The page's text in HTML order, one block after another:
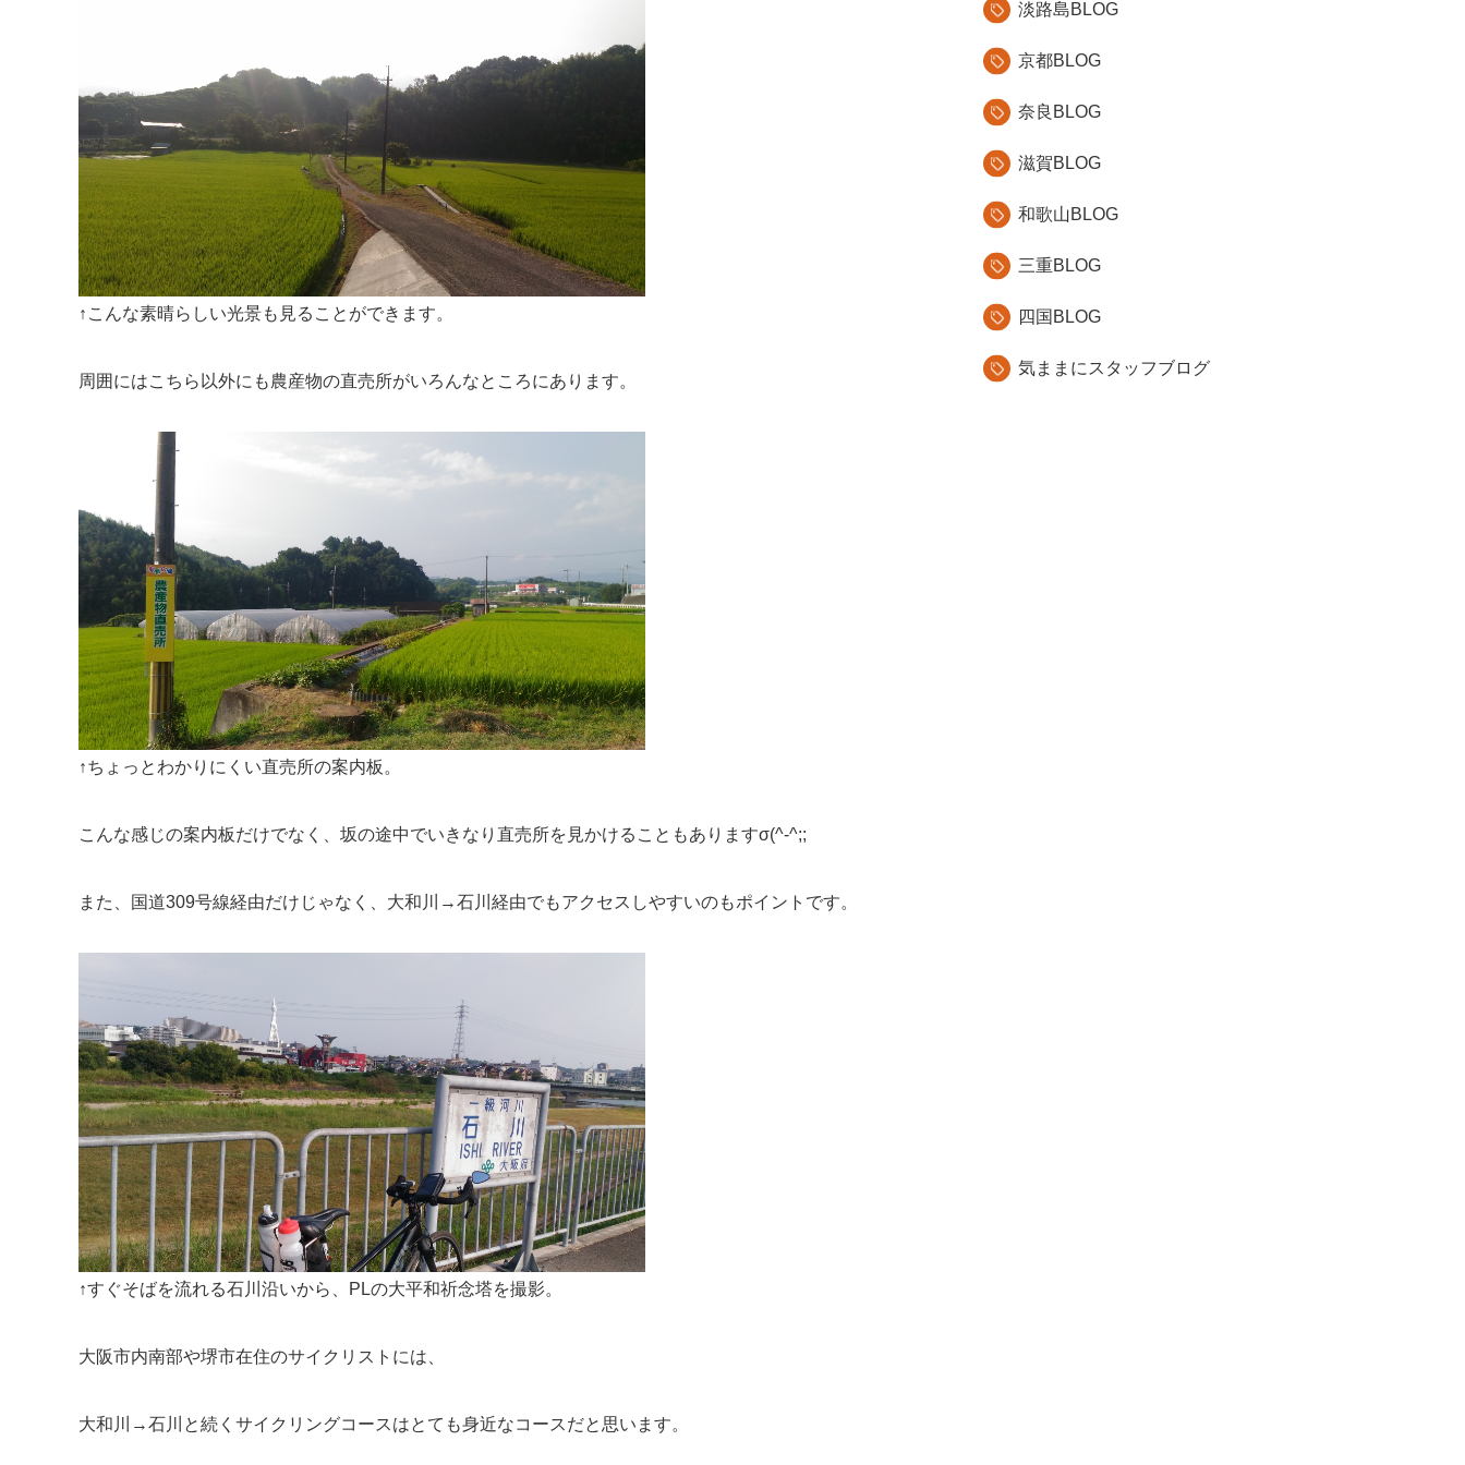
↑こんな素晴らしい光景も見ることができます。
周囲にはこちら以外にも農産物の直売所がいろんなところにあります。
↑ちょっとわかりにくい直売所の案内板。
こんな感じの案内板だけでなく、坂の途中でいきなり直売所を見かけることもありますσ(^-^;;
また、国道309号線経由だけじゃなく、大和川→石川経由でもアクセスしやすいのもポイントです。
↑すぐそばを流れる石川沿いから、PLの大平和祈念塔を撮影。
大阪市内南部や堺市在住のサイクリストには、
大和川→石川と続くサイクリングコースはとても身近なコースだと思います。
淡路島BLOG
京都BLOG
奈良BLOG
滋賀BLOG
和歌山BLOG
三重BLOG
四国BLOG
気ままにスタッフブログ